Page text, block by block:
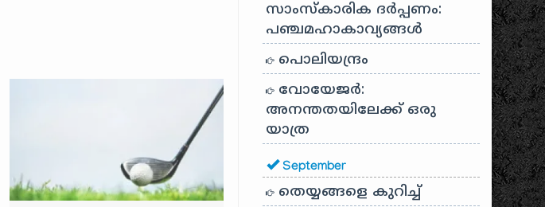
സാംസ്കാരിക ദർപ്പണം:
പഞ്ചമഹാകാവ്യങ്ങൾ
പൊലിയന്ദ്രം
വോയേജർ:
അനന്തതയിലേക്ക് ഒരു
യാത്ര
September
തെയ്യങ്ങളെ കുറിച്ച്